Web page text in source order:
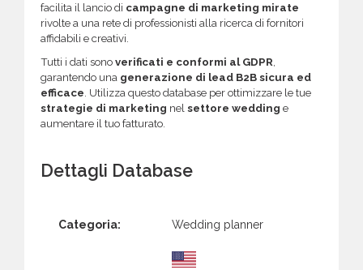
facilita il lancio di campagne di marketing mirate
rivolte a una rete di professionisti alla ricerca di fornitori
affidabili e creativi.
Tutti i dati sono verificati e conformi al GDPR,
garantendo una generazione di lead B2B sicura ed
efficace. Utilizza questo database per ottimizzare le tue
strategie di marketing nel settore wedding e
aumentare il tuo fatturato.
Dettagli Database
Categoria: Wedding planner